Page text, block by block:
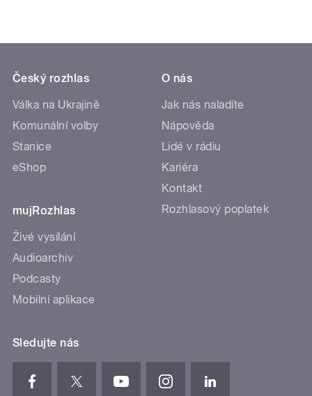
Český rozhlas
Válka na Ukrajině
Komunální volby
Stanice
eShop
mujRozhlas
Živé vysílání
Audioarchiv
Podcasty
Mobilní aplikace
O nás
Jak nás naladíte
Nápověda
Lidé v rádiu
Kariéra
Kontakt
Rozhlasový poplatek
Sledujte nás